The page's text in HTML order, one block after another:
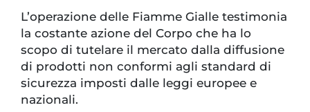
L’operazione delle Fiamme Gialle testimonia
la costante azione del Corpo che ha lo
scopo di tutelare il mercato dalla diffusione
di prodotti non conformi agli standard di
sicurezza imposti dalle leggi europee e
nazionali.